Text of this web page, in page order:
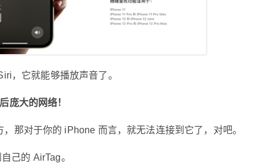
，它就能够播放声音了。
庞大的网络！
那对于你的 iPhone 而言，就无法连接到它了，对吧。
己的 AirTag。
会。 虽然苹果一口气发布了 7 款新品，但我看完
后内心毫无波动。 并不是因为我没钱哈（狗头）
~ 首先我最期待的 AirPods 3 和 全面屏 iPad mini
6 都没有登场…… 然后一个追踪器卖 29 刀，29
一个 2，售价 229 元。 好家伙，苹果还给这个小
小的 AirTag 专门定制了爱马仕的行李牌，售价 3
299 元…… 设想一下，如果真的买个这个，那么
我全身上下最值钱的东西可能就是它了。 贵重物
能； 也就是买的这个 AirTag，是为了防止这个行
立刻支付
找回